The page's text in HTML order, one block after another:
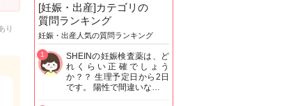
り
[妊娠・出産]カテゴリの
質問ランキング
妊娠・出産人気の質問ランキング
SHEINの妊娠検査薬は、ど
れくらい正確でしょう
か？？ 生理予定日から2日
です。 陽性で間違いな…
1